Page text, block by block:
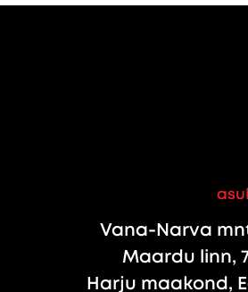
Vana-Narva
Maardu linn,
Harju maakond,